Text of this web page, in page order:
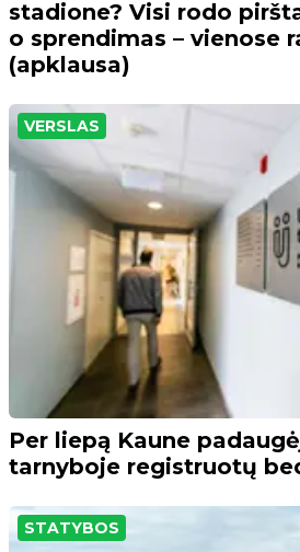
stadione? Visi rodo
o sprendimas – vienose
(apklausa)
VERSLAS
Per liepą Kaune
tarnyboje registruotų
STATYBOS